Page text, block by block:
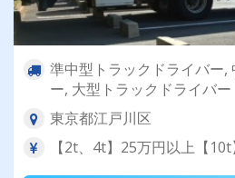
準中型トラックドライバー,
ー, 大型トラックドライバー
東京都江戸川区
【2t、4t】25万円以上【10t